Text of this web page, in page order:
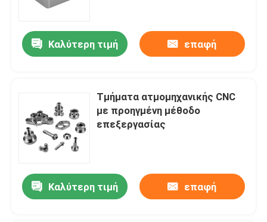
Καλύτερη τιμή επαφή
Τμήματα ατμομηχανικής CNC
με προηγμένη μέθοδο
επεξεργασίας
Καλύτερη τιμή επαφή